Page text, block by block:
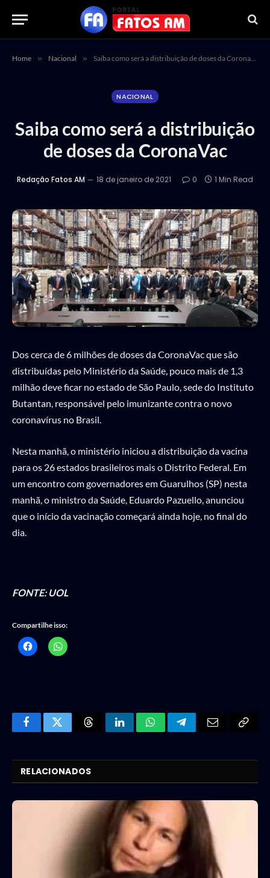
Home » Nacional » Saiba como será a distribuição de doses da CoronaVac
NACIONAL
Saiba como será a distribuição
de doses da CoronaVac
Redação Fatos AM 18 de janeiro de 2021 0 1 Min Read
Dos cerca de 6 milhões de doses da CoronaVac que são
distribuídas pelo Ministério da Saúde, pouco mais de 1,3
milhão deve ficar no estado de São Paulo, sede do Instituto
Butantan, responsável pelo imunizante contra o novo
coronavírus no Brasil.
Nesta manhã, o ministério iniciou a distribuição da vacina
para os 26 estados brasileiros mais o Distrito Federal. Em
um encontro com governadores em Guarulhos (SP) nesta
manhã, o ministro da Saúde, Eduardo Pazuello, anunciou
que o início da vacinação começará ainda hoje, no final do
dia.
FONTE: UOL
Compartilhe isso:
FacebookTwitterThreadsLinkedInWhatsAppTelegramEmail
Copy
RELACIONADOS